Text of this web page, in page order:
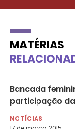
MATÉRIAS
Bancada
participação
NOTÍCIAS